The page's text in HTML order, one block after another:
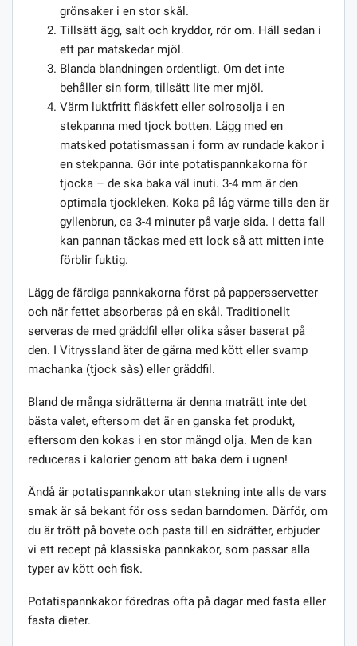
grönsaker i en stor skål.
Tillsätt ägg, salt och kryddor, rör om. Häll sedan i
ett par matskedar mjöl.
Blanda blandningen ordentligt. Om det inte
behåller sin form, tillsätt lite mer mjöl.
Värm luktfritt fläskfett eller solrosolja i en
stekpanna med tjock botten. Lägg med en
matsked potatismassan i form av rundade kakor i
en stekpanna. Gör inte potatispannkakorna för
tjocka – de ska baka väl inuti. 3-4 mm är den
optimala tjockleken. Koka på låg värme tills den är
gyllenbrun, ca 3-4 minuter på varje sida. I detta fall
kan pannan täckas med ett lock så att mitten inte
förblir fuktig.
Lägg de färdiga pannkakorna först på pappersservetter
och när fettet absorberas på en skål. Traditionellt
serveras de med gräddfil eller olika såser baserat på
den. I Vitryssland äter de gärna med kött eller svamp
machanka (tjock sås) eller gräddfil.
Bland de många sidrätterna är denna maträtt inte det
bästa valet, eftersom det är en ganska fet produkt,
eftersom den kokas i en stor mängd olja. Men de kan
reduceras i kalorier genom att baka dem i ugnen!
Ändå är potatispannkakor utan stekning inte alls de vars
smak är så bekant för oss sedan barndomen. Därför, om
du är trött på bovete och pasta till en sidrätter, erbjuder
vi ett recept på klassiska pannkakor, som passar alla
typer av kött och fisk.
Potatispannkakor föredras ofta på dagar med fasta eller
fasta dieter.